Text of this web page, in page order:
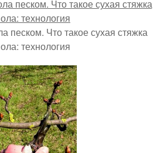
песком. Что такое сухая стяжка
технология